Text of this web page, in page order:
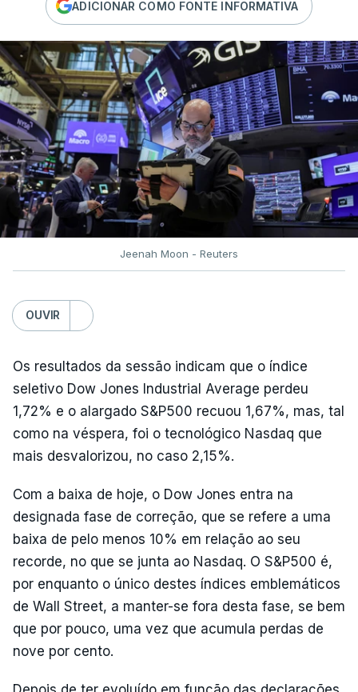
ADICIONAR COMO FONTE INFORMATIVA
Jeenah Moon - Reuters
OUVIR
Os resultados da sessão indicam que o índice
seletivo Dow Jones Industrial Average perdeu
1,72% e o alargado S&P500 recuou 1,67%, mas, tal
como na véspera, foi o tecnológico Nasdaq que
mais desvalorizou, no caso 2,15%.
Com a baixa de hoje, o Dow Jones entra na
designada fase de correção, que se refere a uma
baixa de pelo menos 10% em relação ao seu
recorde, no que se junta ao Nasdaq. O S&P500 é,
por enquanto o único destes índices emblemáticos
de Wall Street, a manter-se fora desta fase, se bem
que por pouco, uma vez que acumula perdas de
nove por cento.